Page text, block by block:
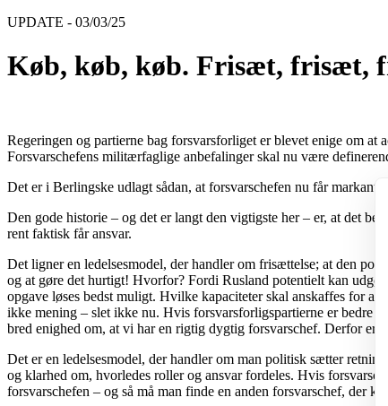
UPDATE - 03/03/25
Køb, køb, køb. Frisæt, frisæt,
Regeringen og partierne bag forsvarsforliget er blevet enige om
Forsvarschefens militærfaglige anbefalinger skal nu være
Det er i Berlingske udlagt sådan, at forsvarschefen nu får
Den gode historie – og det er langt den vigtigste her – er, at det
rent faktisk får ansvar.
Det ligner en ledelsesmodel, der handler om frisættelse; at den
og at gøre det hurtigt! Hvorfor? Fordi Rusland potentielt kan
opgave løses bedst muligt. Hvilke kapaciteter skal anskaffes for
ikke mening – slet ikke nu. Hvis forsvarsforligspartierne er bedre
bred enighed om, at vi har en rigtig dygtig forsvarschef. Derfor er
Det er en ledelsesmodel, der handler om man politisk sætter
og klarhed om, hvorledes roller og ansvar fordeles. Hvis
forsvarschefen – og så må man finde en anden forsvarschef, der